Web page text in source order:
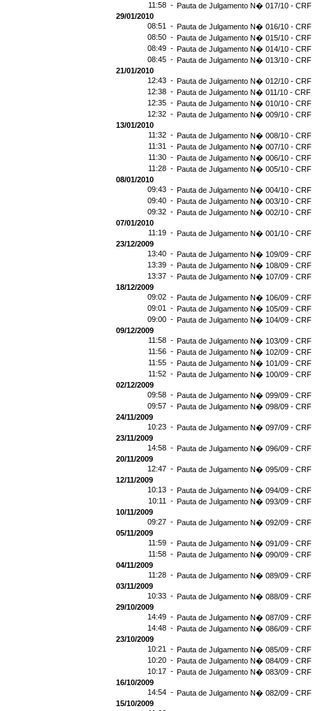
11:58 - Pauta de Julgamento N� 017/10 - CRF
29/01/2010
08:51 - Pauta de Julgamento N� 016/10 - CRF
08:50 - Pauta de Julgamento N� 015/10 - CRF
08:49 - Pauta de Julgamento N� 014/10 - CRF
08:45 - Pauta de Julgamento N� 013/10 - CRF
21/01/2010
12:43 - Pauta de Julgamento N� 012/10 - CRF
12:38 - Pauta de Julgamento N� 011/10 - CRF
12:35 - Pauta de Julgamento N� 010/10 - CRF
12:32 - Pauta de Julgamento N� 009/10 - CRF
13/01/2010
11:32 - Pauta de Julgamento N� 008/10 - CRF
11:31 - Pauta de Julgamento N� 007/10 - CRF
11:30 - Pauta de Julgamento N� 006/10 - CRF
11:28 - Pauta de Julgamento N� 005/10 - CRF
08/01/2010
09:43 - Pauta de Julgamento N� 004/10 - CRF
09:40 - Pauta de Julgamento N� 003/10 - CRF
09:32 - Pauta de Julgamento N� 002/10 - CRF
07/01/2010
11:19 - Pauta de Julgamento N� 001/10 - CRF
23/12/2009
13:40 - Pauta de Julgamento N� 109/09 - CRF
13:39 - Pauta de Julgamento N� 108/09 - CRF
13:37 - Pauta de Julgamento N� 107/09 - CRF
18/12/2009
09:02 - Pauta de Julgamento N� 106/09 - CRF
09:01 - Pauta de Julgamento N� 105/09 - CRF
09:00 - Pauta de Julgamento N� 104/09 - CRF
09/12/2009
11:58 - Pauta de Julgamento N� 103/09 - CRF
11:56 - Pauta de Julgamento N� 102/09 - CRF
11:55 - Pauta de Julgamento N� 101/09 - CRF
11:52 - Pauta de Julgamento N� 100/09 - CRF
02/12/2009
09:58 - Pauta de Julgamento N� 099/09 - CRF
09:57 - Pauta de Julgamento N� 098/09 - CRF
24/11/2009
10:23 - Pauta de Julgamento N� 097/09 - CRF
23/11/2009
14:58 - Pauta de Julgamento N� 096/09 - CRF
20/11/2009
12:47 - Pauta de Julgamento N� 095/09 - CRF
12/11/2009
10:13 - Pauta de Julgamento N� 094/09 - CRF
10:11 - Pauta de Julgamento N� 093/09 - CRF
10/11/2009
09:27 - Pauta de Julgamento N� 092/09 - CRF
05/11/2009
11:59 - Pauta de Julgamento N� 091/09 - CRF
11:58 - Pauta de Julgamento N� 090/09 - CRF
04/11/2009
11:28 - Pauta de Julgamento N� 089/09 - CRF
03/11/2009
10:33 - Pauta de Julgamento N� 088/09 - CRF
29/10/2009
14:49 - Pauta de Julgamento N� 087/09 - CRF
14:48 - Pauta de Julgamento N� 086/09 - CRF
23/10/2009
10:21 - Pauta de Julgamento N� 085/09 - CRF
10:20 - Pauta de Julgamento N� 084/09 - CRF
10:17 - Pauta de Julgamento N� 083/09 - CRF
16/10/2009
14:54 - Pauta de Julgamento N� 082/09 - CRF
15/10/2009